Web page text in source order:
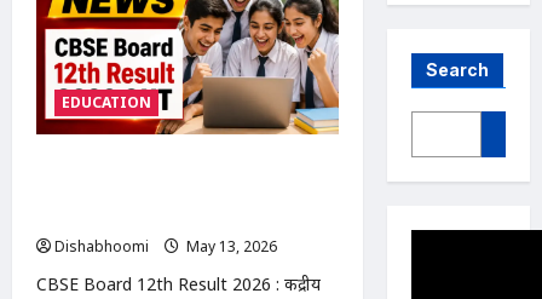
EDUCATION
Dishabhoomi
May 13, 2026
CBSE Board 12th Result 2026 : केंद्रीय
Search